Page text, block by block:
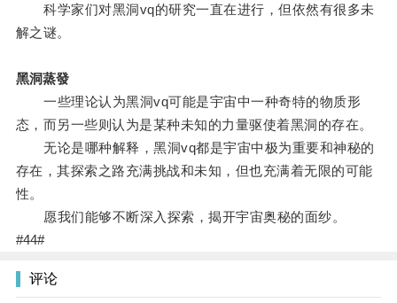
科学家们对黑洞vq的研究一直在进行，但依然有很多未
解之谜。
黑洞蒸發
一些理论认为黑洞vq可能是宇宙中一种奇特的物质形
态，而另一些则认为是某种未知的力量驱使着黑洞的存在。
无论是哪种解释，黑洞vq都是宇宙中极为重要和神秘的
存在，其探索之路充满挑战和未知，但也充满着无限的可能
性。
愿我们能够不断深入探索，揭开宇宙奥秘的面纱。
#44#
评论